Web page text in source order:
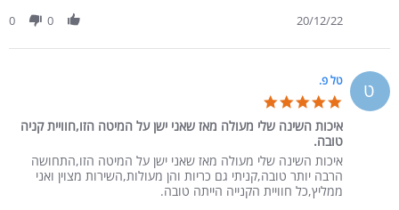
20/12/22
0
0
ט טל פ.
איכות השינה שלי מעולה מאז שאני ישן על המיטה הזו,חוויית קניה
טובה.
Review by טל פ. on 18 Dec 2022
review stating איכות השינה שלי מעולה מאז שאני ישן על המיטה הזו,חוויית קניה טובה.
איכות השינה שלי מעולה מאז שאני ישן על המיטה הזו,התחושה
הרבה יותר טובה,קניתי גם כריות והן מעולות,השירות מצוין ואני
ממליץ,כל חוויית הקנייה הייתה טובה.